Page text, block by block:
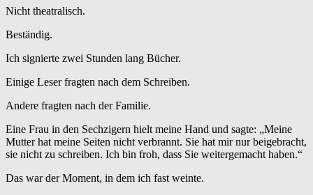
Nicht theatralisch.
Beständig.
Ich signierte zwei Stunden lang Bücher.
Einige Leser fragten nach dem Schreiben.
Andere fragten nach der Familie.
Eine Frau in den Sechzigern hielt meine Hand und sagte: „Meine
Mutter hat meine Seiten nicht verbrannt. Sie hat mir nur beigebracht,
sie nicht zu schreiben. Ich bin froh, dass Sie weitergemacht haben.“
Das war der Moment, in dem ich fast weinte.